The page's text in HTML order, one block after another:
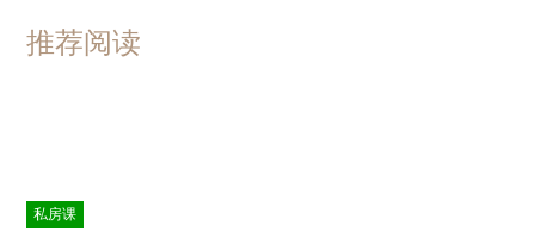
推荐阅读
私房课